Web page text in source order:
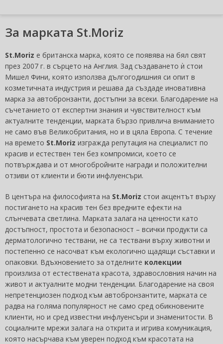
За марката St.Moriz
St.Moriz е британска марка, която се появява на бял свят
през 2007 г. в сърцето на Англия. Зад създаването ѝ стои
Мишел Фини, която използва дългогодишния си опит в
козметичната индустрия и решава да създаде иновативна
марка за автобронзанти, достъпни за всеки. Благодарение на
съчетанието от експертни знания и чувствителност към
актуалните тенденции, марката бързо привлича вниманието
не само във Великобритания, но и в цяла Европа. С течение
на времето St.Moriz изгражда репутация на специалист по
красив и естествен тен без компромиси, което се
потвърждава и от многобройните награди и положителни
отзиви от клиенти и бюти инфлуенсъри.
В центъра на философията на St.Moriz стои акцентът върху
постигането на красив тен без вредните ефекти на
слънчевата светлина. Марката залага на ценности като
достъпност, простота и безопасност – всички продукти са
дерматологично тествани, не са тествани върху животни и
постепенно се насочват към екологично щадящи съставки и
опаковки. Вдъхновението за отделните колекции
произлиза от естествената красота, здравословния начин на
живот и актуалните модни тенденции. Благодарение на своя
непретенциозен подход към автобронзантите, марката се
радва на голяма популярност не само сред обикновените
клиенти, но и сред известни инфлуенсъри и знаменитости. В
социалните мрежи залага на открита и игрива комуникация,
която насърчава към уверен подход към красотата на